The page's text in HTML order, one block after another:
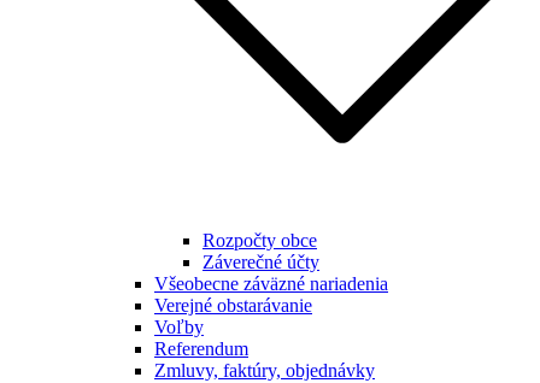
Rozpočty obce
Záverečné účty
Všeobecne záväzné nariadenia
Verejné obstarávanie
Voľby
Referendum
Zmluvy, faktúry, objednávky